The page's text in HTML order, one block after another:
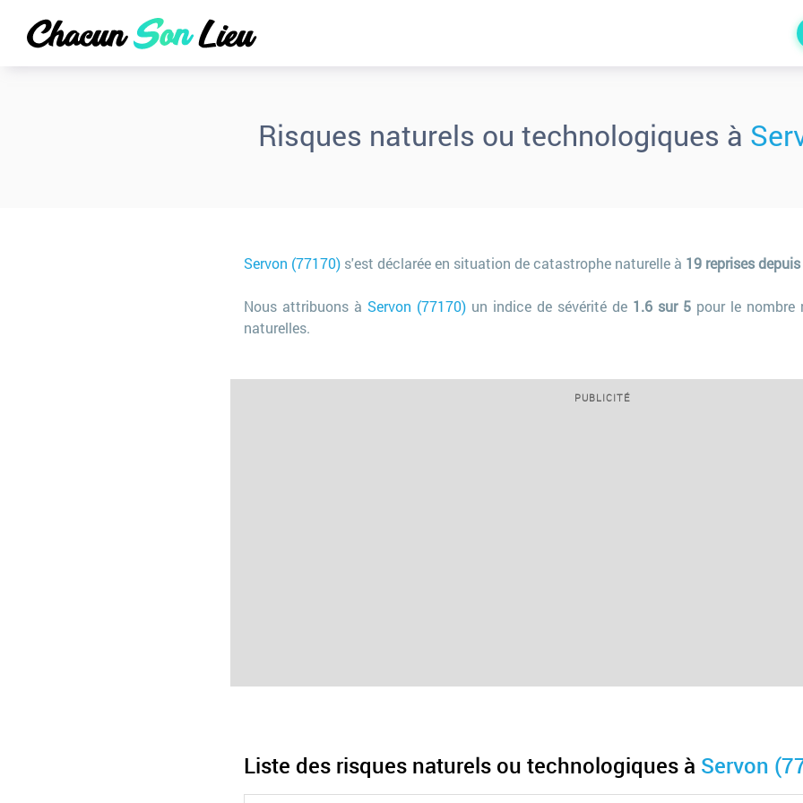
Risques naturels ou technologiques à
Servon (77170) s'est déclarée en situation de catastrophe naturelle à 19 reprises
Nous attribuons à Servon (77170) un indice de sévérité de 1.6 sur 5 pour le nombre
naturelles.
PUBLICITÉ
Liste des risques naturels ou technologiques à Servon